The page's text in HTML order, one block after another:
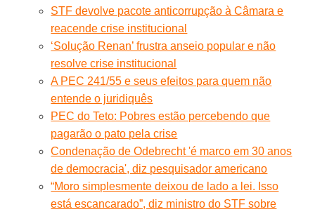
STF devolve pacote anticorrupção à Câmara e
reacende crise institucional
‘Solução Renan’ frustra anseio popular e não
resolve crise institucional
A PEC 241/55 e seus efeitos para quem não
entende o juridiquês
PEC do Teto: Pobres estão percebendo que
pagarão o pato pela crise
Condenação de Odebrecht 'é marco em 30 anos
de democracia', diz pesquisador americano
“Moro simplesmente deixou de lado a lei. Isso
está escancarado”, diz ministro do STF sobre